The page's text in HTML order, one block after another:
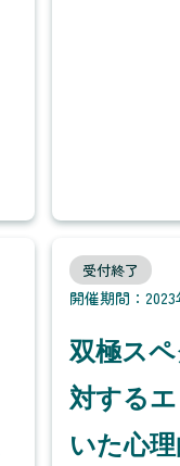
受付終了
開催期間：2023
双極ス
対する
いた心